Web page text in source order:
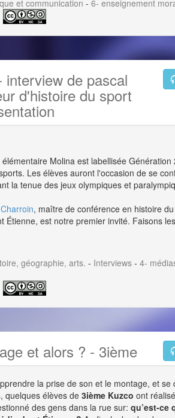
et communication -6- enseignement
interview de pascal
d'histoire du sport
élémentaire Molina est labellisée
Les élèves auront l'occasion de se
la tenue des jeux olympiques et
, maître de conférence en histoire
Étienne, est notre premier invité. Faisons
géographie, arts. - Interviews -4-
et alors ? - 3ième
la prise de son et le montage, et
quelques élèves de3ième Kuzco ont
des gens dans la rue sur: qu’est-ce